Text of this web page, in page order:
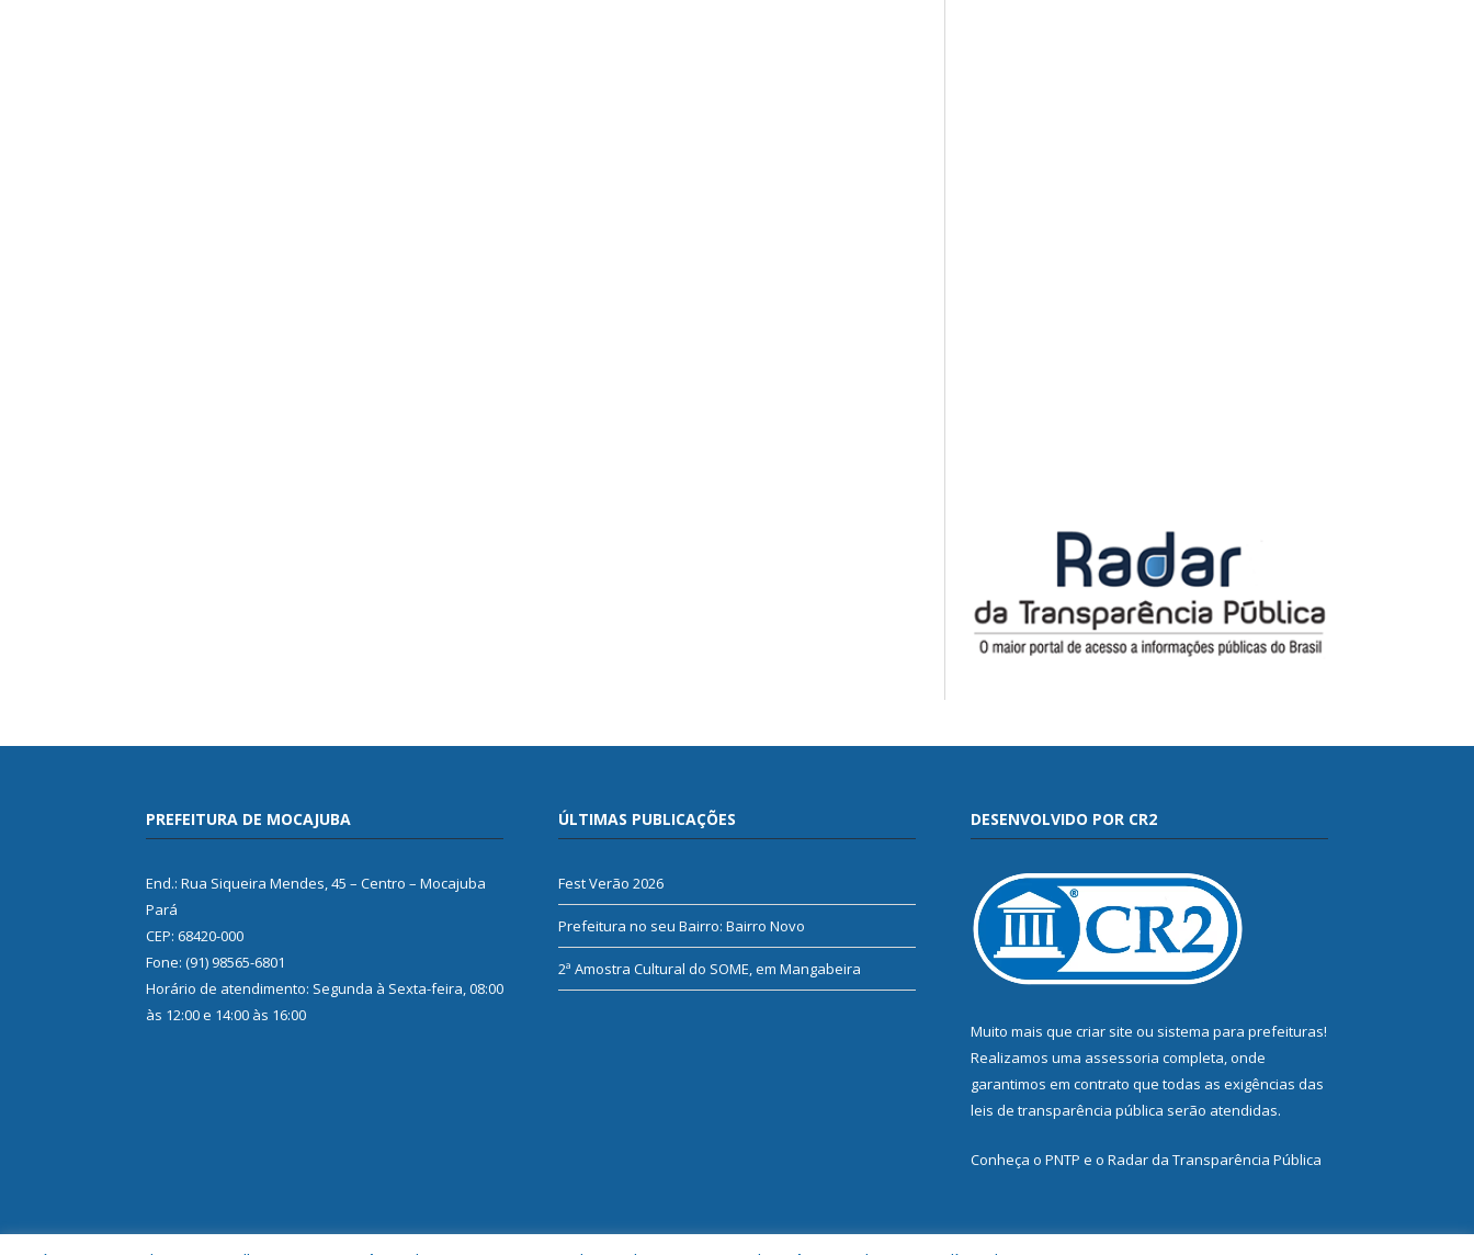
PREFEITURA DE MOCAJUBA
End.: Rua Siqueira Mendes, 45 – Centro – Mocajuba
Pará
CEP: 68420-000
Fone: (91) 98565-6801
Horário de atendimento: Segunda à Sexta-feira, 08:00
às 12:00 e 14:00 às 16:00
ÚLTIMAS PUBLICAÇÕES
Fest Verão 2026
Prefeitura no seu Bairro: Bairro Novo
2ª Amostra Cultural do SOME, em Mangabeira
DESENVOLVIDO POR CR2
Muito mais que criar site ou sistema para prefeituras!
Realizamos uma assessoria completa, onde
garantimos em contrato que todas as exigências das
leis de transparência pública serão atendidas.
Conheça o PNTP e o Radar da Transparência Pública